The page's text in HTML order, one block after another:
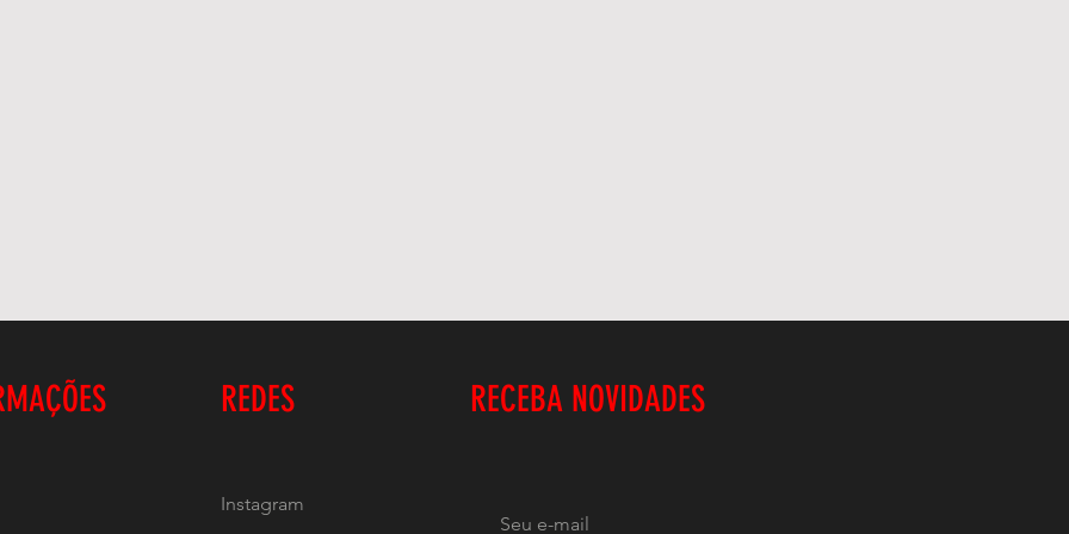
REDES RECEBA NOVIDADES
Instagram